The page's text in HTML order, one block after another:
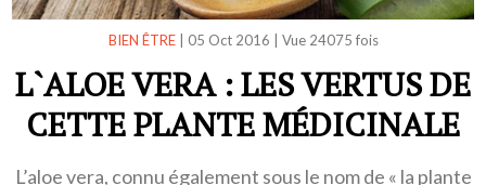
BIEN ÊTRE| 05 Oct 2016 Vue 24075 fois
L`ALOE VERA : LES VERTUS DE
CETTE PLANTE MÉDICINALE
L’aloe vera, connu également sous le nom de « la plante